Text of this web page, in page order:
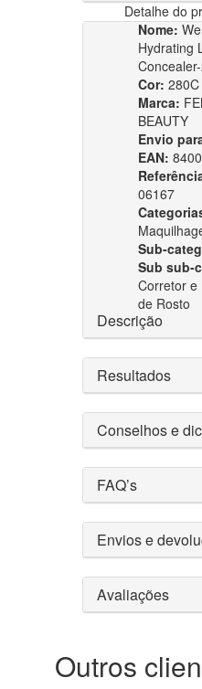
Detalhe do
Nome:
Hydrating
Cor: 280C
Marca:
BEAUTY
Envio
EAN:
06167
Sub-
Sub sub-
Corretor e
de Rosto
Descrição
Resultados
Conselhos e
FAQ’s
Envios e
Avaliações
Outros